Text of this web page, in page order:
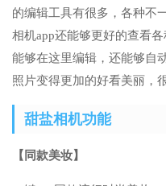
的编辑工具有很多，各种不
相机app还能够更好的查看
能够在这里编辑，还能够自
照片变得更加的好看美丽，
甜盐相机功能
【同款美妆】